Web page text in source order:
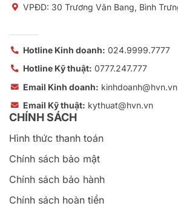
Email Kinh doanh:kinhdoanh@hvn.vn
CHÍNH SÁCH
Chính sách bảo mật
Chính sách bảo hành
Chính sách hoàn tiền
Chính sách bàn giao
Chính sách hủy - đổi trả
Quy trình triển khai dịch vụ